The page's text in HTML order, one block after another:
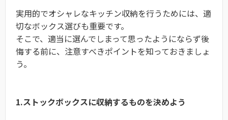
実用的でオシャレなキッチン収納を行うためには、適
切なボックス選びも重要です。
そこで、適当に選んでしまって思ったようにならず後
悔する前に、注意すべきポイントを知っておきましょ
う。
1.ストックボックスに収納するものを決めよう